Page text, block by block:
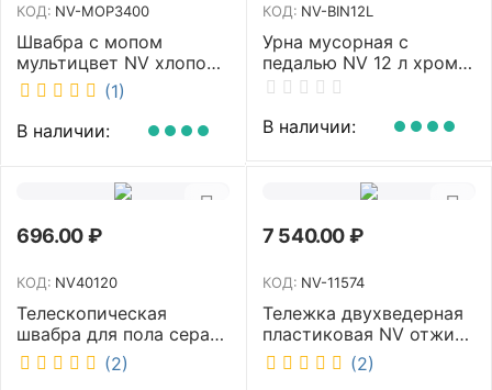
КОД: NV-MOP3400
Швабра с мопом
мультицвет NV хлопок
40 см NV-MOP3400
(1)
В наличии:
КОД: NV-BIN12L
Урна мусорная с
педалью NV 12 л хром
NV-BIN12L
В наличии:
696.00₽
КОД: NV40120
Телескопическая
швабра для пола серая
NV микрофибра 42 см
NV40120
(2)
7 540.00₽
КОД: NV-11574
Тележка двухведерная
пластиковая NV отжим
2х23л NV-11574
(2)